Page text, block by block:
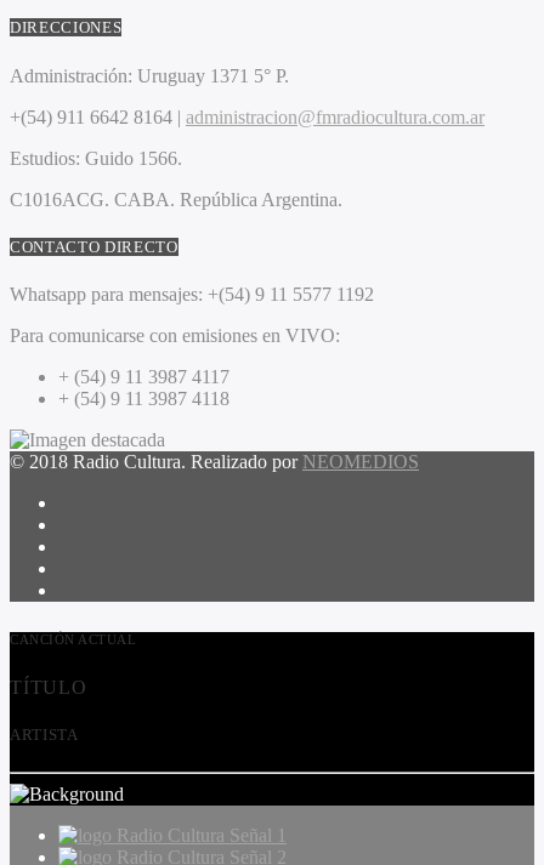
DIRECCIONES
Administración: Uruguay 1371 5° P.
+(54) 911 6642 8164 | administracion@fmradiocultura.com.ar
Estudios: Guido 1566.
C1016ACG. CABA. República Argentina.
CONTACTO DIRECTO
Whatsapp para mensajes: +(54) 9 11 5577 1192
Para comunicarse con emisiones en VIVO:
+ (54) 9 11 3987 4117
+ (54) 9 11 3987 4118
© 2018 Radio Cultura. Realizado por NEOMEDIOS
CANCIÓN ACTUAL
TÍTULO
ARTISTA
Radio Cultura Señal 1
Radio Cultura Señal 2